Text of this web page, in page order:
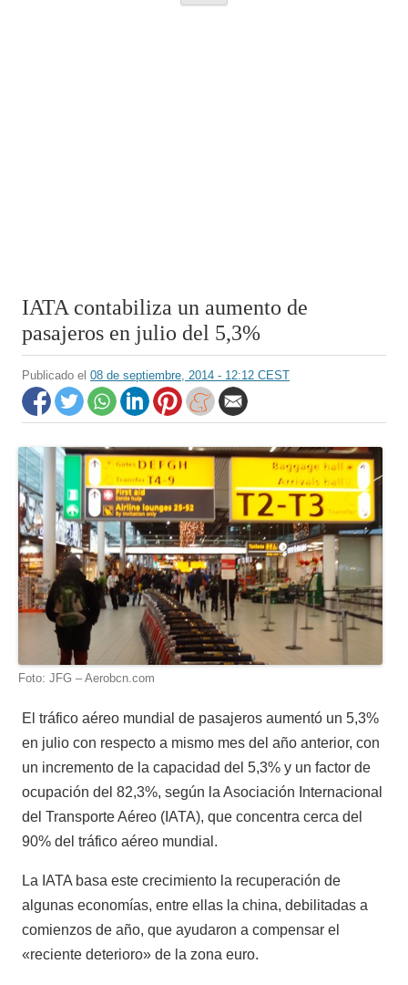
IATA contabiliza un aumento de
pasajeros en julio del 5,3%
Publicado el 08 de septiembre, 2014 - 12:12 CEST
Foto: JFG – Aerobcn.com
El tráfico aéreo mundial de pasajeros aumentó un 5,3%
en julio con respecto a mismo mes del año anterior, con
un incremento de la capacidad del 5,3% y un factor de
ocupación del 82,3%, según la Asociación Internacional
del Transporte Aéreo (IATA), que concentra cerca del
90% del tráfico aéreo mundial.
La IATA basa este crecimiento la recuperación de
algunas economías, entre ellas la china, debilitadas a
comienzos de año, que ayudaron a compensar el
«reciente deterioro» de la zona euro.